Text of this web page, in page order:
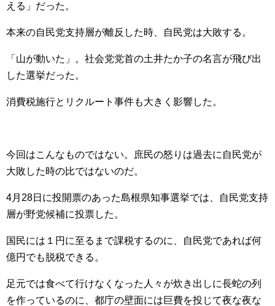
える」だった。
本来の自民党支持層が離反した時、自民党は大敗する。
「山が動いた」。社会党党首の土井たか子の名言が飛び出
した選挙だった。
消費税施行とリクルート事件も大きく影響した。
今回はこんなものではない。庶民の怒りは過去に自民党が
大敗した時の比ではないのだ。
4月28日に投開票のあった島根県知事選挙では、自民党支持
層が野党候補に投票した。
国民には１円に至るまで課税するのに、自民党であれば何
億円でも脱税できる。
足元では食べて行けなくなった人々が炊き出しに長蛇の列
を作っているのに、都庁の壁面には巨費を投じて夜な夜な